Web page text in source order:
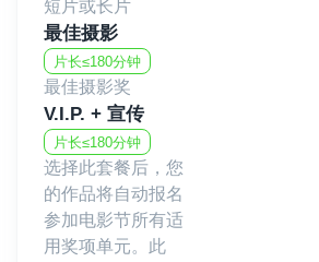
短片或长片
最佳摄影
片长≤180分钟
最佳摄影奖
V.I.P. + 宣传
片长≤180分钟
选择此套餐后，您
的作品将自动报名
参加电影节所有适
用奖项单元。此